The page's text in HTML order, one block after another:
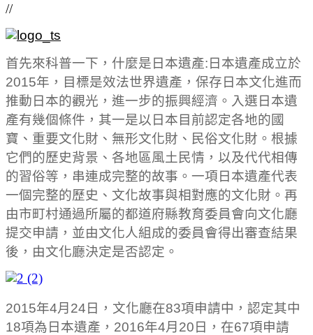
//
首先來科普一下，什麼是日本遺產:日本遺產成立於
2015年，目標是效法世界遺產，保存日本文化進而
推動日本的觀光，進一步的振興經濟。入選日本遺
產有幾個條件，其一是以日本目前認定各地的國
寶、重要文化財、無形文化財、民俗文化財。根據
它們的歷史背景、各地區風土民情，以及代代相傳
的習俗等，串連成完整的故事。一項日本遺產代表
一個完整的歷史、文化故事與相對應的文化財。再
由市町村通過所屬的都道府縣教育委員會向文化廳
提交申請，並由文化人組成的委員會得出審查結果
後，由文化廳決定是否認定。
2015年4月24日，文化廳在83項申請中，認定其中
18項為日本遺產， 2016年4月20日，在67項申請